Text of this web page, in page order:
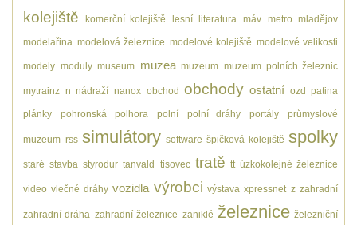
kolejiště komerční kolejiště lesní literatura máv metro mladějov
modelařina modelová železnice modelové kolejiště modelové velikosti
modely moduly museum muzea muzeum muzeum polních železnic
mytrainz n nádraží nanox obchod obchody ostatní ozd patina
plánky pohronská polhora polní polní dráhy portály průmyslové
muzeum rss simulátory software špičková kolejiště spolky
staré stavba styrodur tanvald tisovec tratě tt úzkokolejné železnice
video vlečné dráhy vozidla výrobci výstava xpressnet z zahradní
zahradní dráha zahradní železnice zaniklé železnice železniční